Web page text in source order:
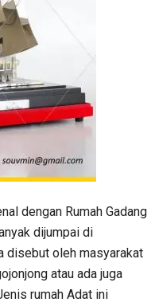
dengan Rumah Gadang
dijumpai di
disebut oleh masyarakat
atau ada juga
rumah Adat ini